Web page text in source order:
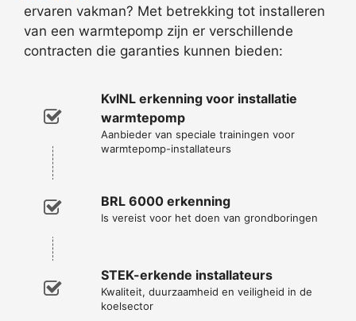
ervaren vakman? Met betrekking tot installeren
van een warmtepomp zijn er verschillende
contracten die garanties kunnen bieden:
KvINL erkenning voor installatie
warmtepomp
Aanbieder van speciale trainingen voor
warmtepomp-installateurs
BRL 6000 erkenning
Is vereist voor het doen van grondboringen
STEK-erkende installateurs
Kwaliteit, duurzaamheid en veiligheid in de
koelsector